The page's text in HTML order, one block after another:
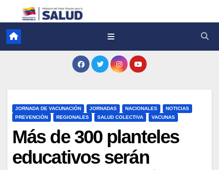
JORNADA DE VACUNACIÓN JORNADAS NACIONALES
NOTICIAS
PREVENCIÓN
REGIONALES SALUD COLECTIVA VACUNAS
Más de 300 planteles
educativos serán